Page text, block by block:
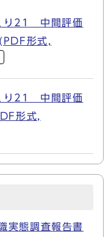
り21 中間評価
形式,
り21 中間評価
形式,
実態調査報告書